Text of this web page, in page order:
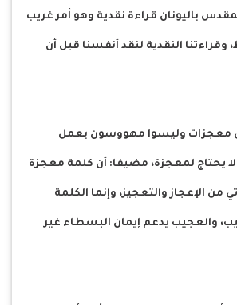
باليونان قراءة نقدية وهو أمر غريب
النقدية لنقد أنفسنا قبل أن
عن معجزات وليسوا مهووسون بعمل
يحتاج لمعجزة، مضيفا: أن كلمة معجزة
من الإعجاز والتعجيز، وإنما الكلمة
والعجيب يدعم إيمان البسطاء غير